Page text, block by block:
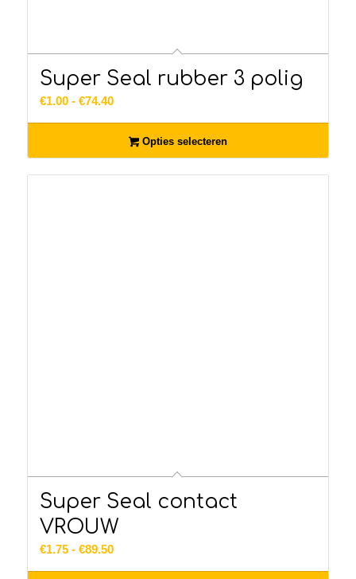
Super Seal rubber 3 polig
€1.00 - €74.40Prijsklasse:
€74.40
Opties selecteren
Super Seal contact
VROUW
€1.75 - €89.50Prijsklasse:
€1.75